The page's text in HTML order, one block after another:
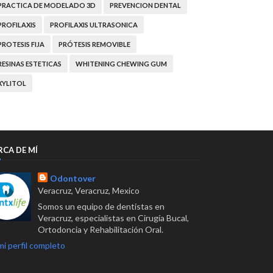
DE MODELADO 3D PREVENCION DENTAL
PROFILAXIS ULTRASONICA
FIJA PRÓTESIS REMOVIBLE
ESTETICAS WHITENING CHEWING GUM
DE MÍ
Odontover
Veracruz, Veracruz, Mexico
Somos un equipo de dentistas en
Veracruz, especialistas en Cirugía Bucal,
Ortodoncia y Rehabilitación Oral.
perfil completo